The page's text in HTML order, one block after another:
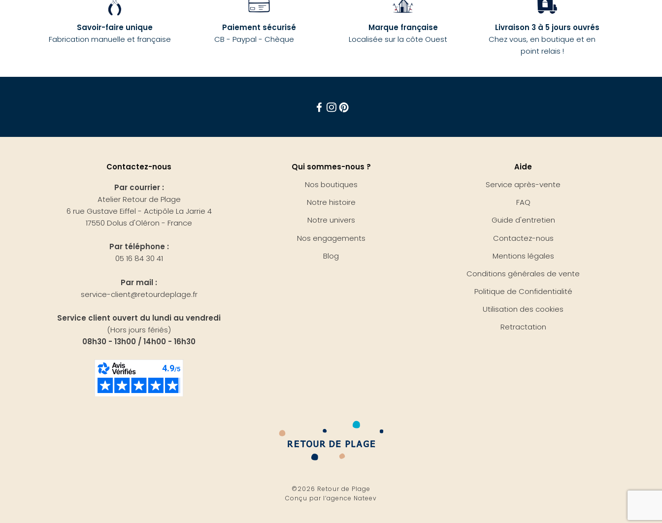
Savoir-faire unique
Fabrication manuelle et française
Paiement sécurisé
CB - Paypal - Chèque
Marque française
Localisée sur la côte Ouest
Livraison 3 à 5 jours ouvrés
Chez vous, en boutique et en
point relais !
Contactez-nous
Par courrier :
Atelier Retour de Plage
6 rue Gustave Eiffel - Actipôle La Jarrie 4
17550 Dolus d'Oléron - France
Par téléphone :
05 16 84 30 41
Par mail :
service-client@retourdeplage.fr
Service client ouvert du lundi au vendredi
(Hors jours fériés)
08h30 - 13h00 / 14h00 - 16h30
Qui sommes-nous ?
Nos boutiques
Notre histoire
Notre univers
Nos engagements
Blog
Aide
Service après-vente
FAQ
Guide d'entretien
Contactez-nous
Mentions légales
Conditions générales de vente
Politique de Confidentialité
Utilisation des cookies
Retractation
©2026 Retour de Plage
Conçu par l’agence Nateev